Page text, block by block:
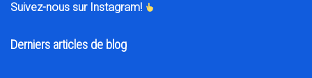
Suivez-nous sur Instagram!
Derniers articles de blog